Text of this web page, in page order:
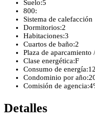
Suelo:5
800:
Sistema de calefacción
Dormitorios:2
Habitaciones:3
Cuartos de baño:2
Plaza de aparcamiento
Clase energética:F
Consumo de energía:
Condominio por año:
Comisión de agencia:
Detalles